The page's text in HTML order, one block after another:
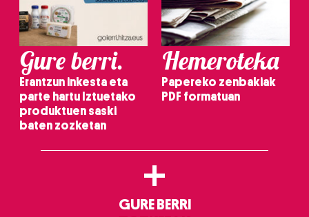
Gure berri.
Erantzun inkesta eta
parte hartu Iztuetako
produktuen saski
baten zozketan
Hemeroteka
Papereko zenbakiak
PDF formatuan
+
GURE BERRI